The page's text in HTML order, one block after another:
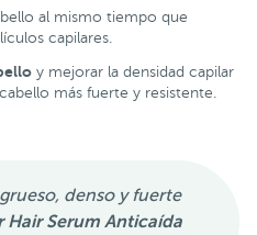
al mismo tiempo que
capilares.
y mejorar la densidad capilar
más fuerte y resistente.
denso y fuerte
Hair Serum Anticaída